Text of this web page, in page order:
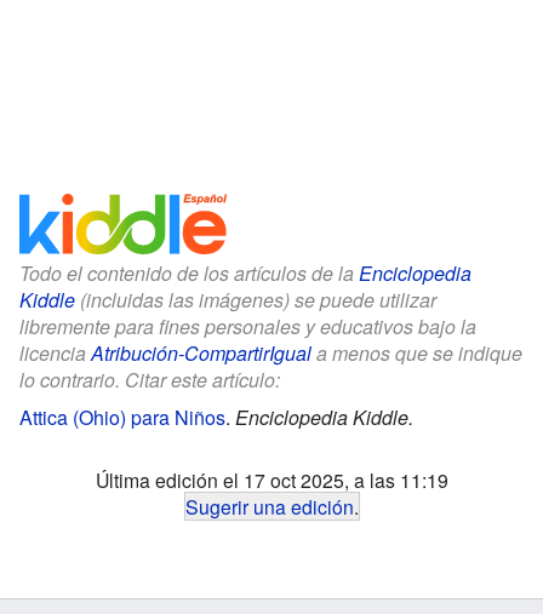
Todo el contenido de los artículos de la Enciclopedia
Kiddle (incluidas las imágenes) se puede utilizar
libremente para fines personales y educativos bajo la
licenciaAtribución-CompartirIguala menos que se indique
lo contrario. Citar este artículo:
Attica (Ohio) para Niños. Enciclopedia Kiddle.
Última edición el 17 oct 2025, a las 11:19
Sugerir una edición.